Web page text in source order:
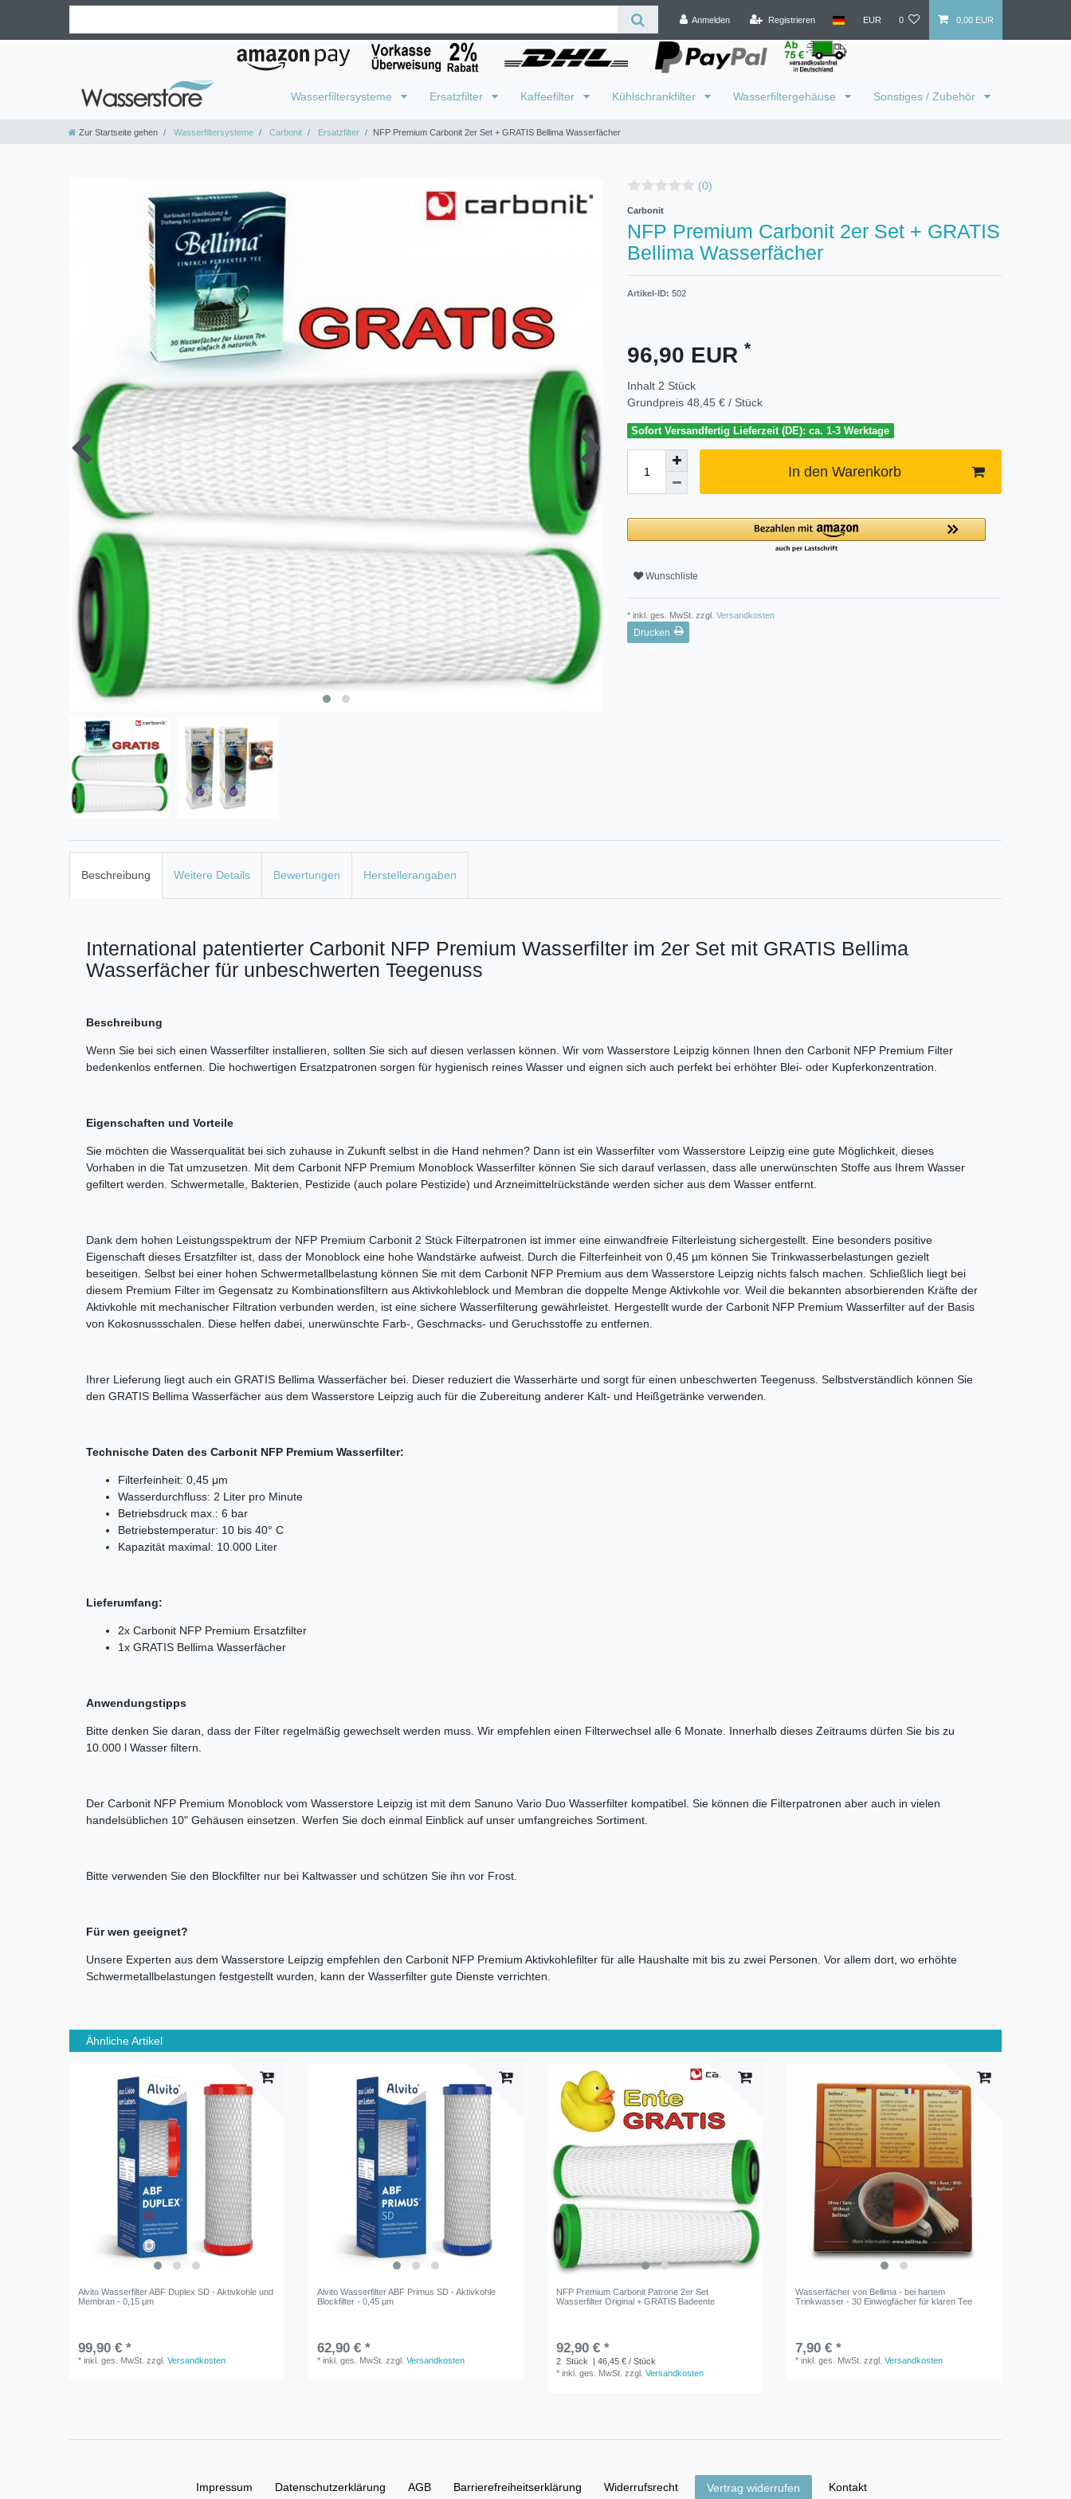
Anmelden Registrieren EUR 0 0,00 EUR
Wasserfiltersysteme Ersatzfilter Kaffeefilter Kühlschrankfilter Wasserfiltergehäuse Sonstiges / Zubehör
Zur Startseite gehen Wasserfiltersysteme Carbonit Ersatzfilter NFP Premium Carbonit 2er Set + GRATIS Bellima Wasserfächer
(0)
Carbonit
NFP Premium Carbonit 2er Set + GRATIS
Bellima Wasserfächer
Artikel-ID: 502
96,90 EUR *
Inhalt 2 Stück
Grundpreis 48,45 € / Stück
Sofort Versandfertig Lieferzeit (DE): ca. 1-3 Werktage
In den Warenkorb
Wunschliste
* inkl. ges. MwSt. zzgl. Versandkosten
Drucken
Beschreibung Weitere Details Bewertungen Herstellerangaben
International patentierter Carbonit NFP Premium Wasserfilter im 2er Set mit GRATIS Bellima
Wasserfächer für unbeschwerten Teegenuss
Beschreibung
Wenn Sie bei sich einen Wasserfilter installieren, sollten Sie sich auf diesen verlassen können. Wir vom Wasserstore Leipzig können Ihnen den Carbonit NFP Premium Filter
bedenkenlos entfernen. Die hochwertigen Ersatzpatronen sorgen für hygienisch reines Wasser und eignen sich auch perfekt bei erhöhter Blei- oder Kupferkonzentration.
Eigenschaften und Vorteile
Sie möchten die Wasserqualität bei sich zuhause in Zukunft selbst in die Hand nehmen? Dann ist ein Wasserfilter vom Wasserstore Leipzig eine gute Möglichkeit, dieses
Vorhaben in die Tat umzusetzen. Mit dem Carbonit NFP Premium Monoblock Wasserfilter können Sie sich darauf verlassen, dass alle unerwünschten Stoffe aus Ihrem Wasser
gefiltert werden. Schwermetalle, Bakterien, Pestizide (auch polare Pestizide) und Arzneimittelrückstände werden sicher aus dem Wasser entfernt.
Dank dem hohen Leistungsspektrum der NFP Premium Carbonit 2 Stück Filterpatronen ist immer eine einwandfreie Filterleistung sichergestellt. Eine besonders positive
Eigenschaft dieses Ersatzfilter ist, dass der Monoblock eine hohe Wandstärke aufweist. Durch die Filterfeinheit von 0,45 µm können Sie Trinkwasserbelastungen gezielt
beseitigen. Selbst bei einer hohen Schwermetallbelastung können Sie mit dem Carbonit NFP Premium aus dem Wasserstore Leipzig nichts falsch machen. Schließlich liegt bei
diesem Premium Filter im Gegensatz zu Kombinationsfiltern aus Aktivkohleblock und Membran die doppelte Menge Aktivkohle vor. Weil die bekannten absorbierenden Kräfte der
Aktivkohle mit mechanischer Filtration verbunden werden, ist eine sichere Wasserfilterung gewährleistet. Hergestellt wurde der Carbonit NFP Premium Wasserfilter auf der Basis
von Kokosnussschalen. Diese helfen dabei, unerwünschte Farb-, Geschmacks- und Geruchsstoffe zu entfernen.
Ihrer Lieferung liegt auch ein GRATIS Bellima Wasserfächer bei. Dieser reduziert die Wasserhärte und sorgt für einen unbeschwerten Teegenuss. Selbstverständlich können Sie
den GRATIS Bellima Wasserfächer aus dem Wasserstore Leipzig auch für die Zubereitung anderer Kalt- und Heißgetränke verwenden.
Technische Daten des Carbonit NFP Premium Wasserfilter:
Filterfeinheit: 0,45 μm
Wasserdurchfluss: 2 Liter pro Minute
Betriebsdruck max.: 6 bar
Betriebstemperatur: 10 bis 40° C
Kapazität maximal: 10.000 Liter
Lieferumfang:
2x Carbonit NFP Premium Ersatzfilter
1x GRATIS Bellima Wasserfächer
Anwendungstipps
Bitte denken Sie daran, dass der Filter regelmäßig gewechselt werden muss. Wir empfehlen einen Filterwechsel alle 6 Monate. Innerhalb dieses Zeitraums dürfen Sie bis zu
10.000 l Wasser filtern.
Der Carbonit NFP Premium Monoblock vom Wasserstore Leipzig ist mit dem Sanuno Vario Duo Wasserfilter kompatibel. Sie können die Filterpatronen aber auch in vielen
handelsüblichen 10" Gehäusen einsetzen. Werfen Sie doch einmal Einblick auf unser umfangreiches Sortiment.
Bitte verwenden Sie den Blockfilter nur bei Kaltwasser und schützen Sie ihn vor Frost.
Für wen geeignet?
Unsere Experten aus dem Wasserstore Leipzig empfehlen den Carbonit NFP Premium Aktivkohlefilter für alle Haushalte mit bis zu zwei Personen. Vor allem dort, wo erhöhte
Schwermetallbelastungen festgestellt wurden, kann der Wasserfilter gute Dienste verrichten.
Ähnliche Artikel
Alvito Wasserfilter ABF Duplex SD - Aktivkohle und
Membran - 0,15 µm
99,90 € *
*inkl. ges. MwSt. zzgl.Versandkosten
Alvito Wasserfilter ABF Primus SD - Aktivkohle
Blockfilter - 0,45 µm
62,90 € *
*inkl. ges. MwSt. zzgl.Versandkosten
NFP Premium Carbonit Patrone 2er Set
Wasserfilter Original + GRATIS Badeente
92,90 € *
2 Stück
| 46,45 € / Stück
*inkl. ges. MwSt. zzgl.Versandkosten
Wasserfächer von Bellima - bei hartem
Trinkwasser - 30 Einwegfächer für klaren Tee
7,90 € *
*inkl. ges. MwSt. zzgl.Versandkosten
Impressum Daten­schutz­erklärung AGB Barrierefreiheitserklärung Widerrufs­recht Vertrag widerrufen Kontakt